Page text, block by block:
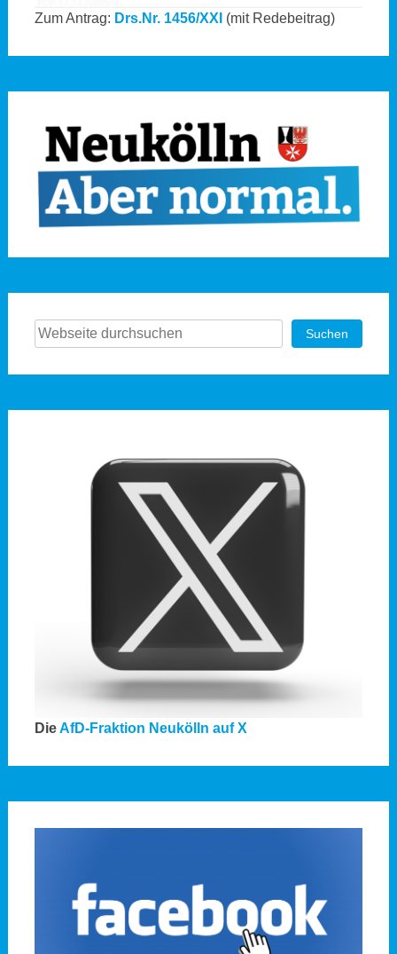
Zum Antrag: Drs.Nr. 1456/XXI (mit Redebeitrag)
Suchen Suchen
DieAfD-Fraktion Neukölln auf X